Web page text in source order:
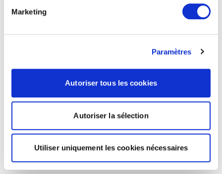
Marketing
Paramètres
Autoriser tous les cookies
Autoriser la sélection
Utiliser uniquement les cookies nécessaires